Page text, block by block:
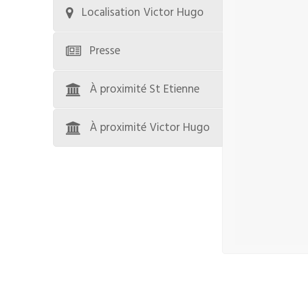
Localisation Victor Hugo
Presse
À proximité St Etienne
À proximité Victor Hugo